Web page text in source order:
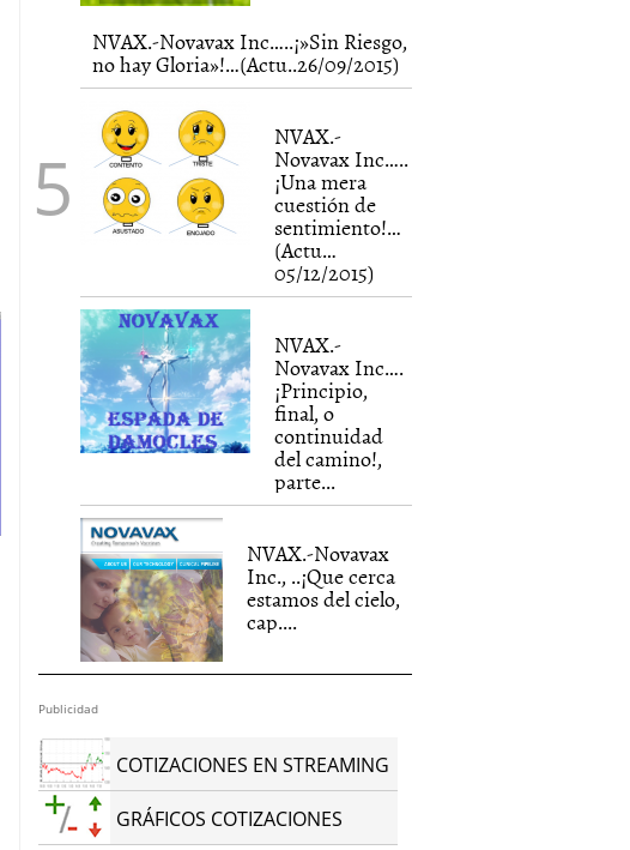
NVAX.-Novavax Inc…..¡»Sin Riesgo,
no hay Gloria»!…(Actu..26/09/2015)
NVAX.-
Novavax Inc…..
¡Una mera
cuestión de
sentimiento!…
(Actu…
05/12/2015)
NVAX.-
Novavax Inc….
¡Principio,
final, o
continuidad
del camino!,
parte...
NVAX.-Novavax
Inc., ..¡Que cerca
estamos del cielo,
cap....
Publicidad
COTIZACIONES EN STREAMING
GRÁFICOS COTIZACIONES